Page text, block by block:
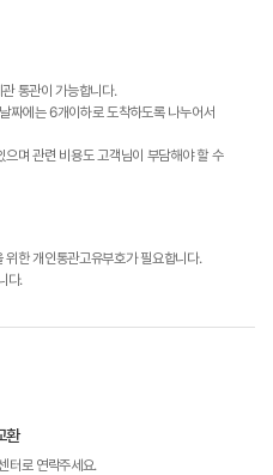
통관이 가능합니다.
짜에는 6개이하로 도착하도록 나누어서
며 관련 비용도 고객님이 부담해야 할 수
한 개인통관고유부호가 필요합니다.
다.
환
터로 연락주세요.